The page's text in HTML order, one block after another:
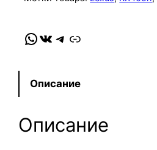
в
о
р
WhatsApp VK Telegram Link
Описание
Описание